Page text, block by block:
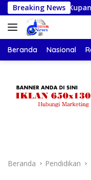
Langsung
ke
konten
Breaking News
Kota Kupang Perkuat
Beranda Nasional
Beranda Pendidikan